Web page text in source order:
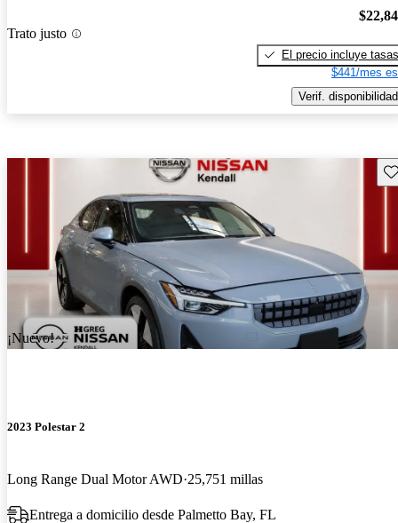
Trato justo
El precio incluye tasas
$441/mes
Verif. disponibilidad
¡Nuevo!
2023 Polestar 2
Long Range Dual Motor AWD 25,751 millas
Entrega a domicilio desde Palmetto Bay, FL